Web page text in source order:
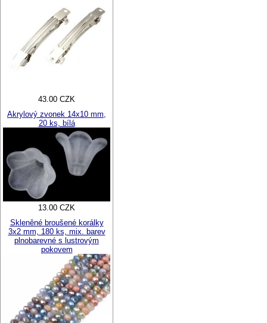
43.00 CZK
Akrylový zvonek 14x10 mm,
20 ks, bílá
13.00 CZK
Skleněné broušené korálky
3x2 mm, 180 ks, mix. barev
plnobarevné s lustrovým
pokovem